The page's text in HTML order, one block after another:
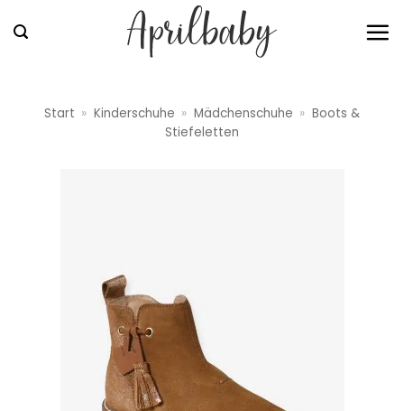
Inhalt
Start » Kinderschuhe » Mädchenschuhe » Boots &
Stiefeletten